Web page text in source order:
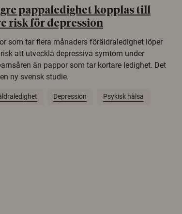
pappaledighet kopplas till
risk för depression
som tar flera månaders föräldraledighet löper
att utveckla depressiva symtom under
än pappor som tar kortare ledighet. Det
ny svensk studie.
Depression Psykisk hälsa